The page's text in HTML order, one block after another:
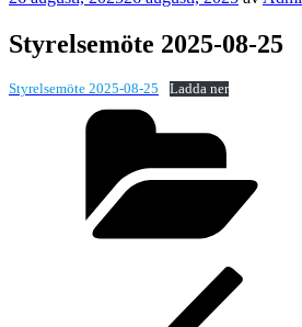
Styrelsemöte 2025-08-25
Styrelsemöte 2025-08-25 Ladda ner
Inläggsnavigering